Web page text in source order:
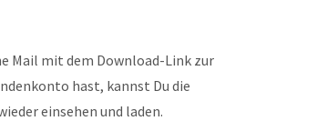
Mail mit dem Download-Link zur
hast, kannst Du die
einsehen und laden.